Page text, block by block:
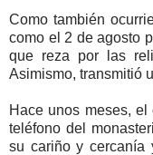
Como también
como el 2 de agosto
que reza por las
Asimismo, transmitió
Hace unos meses,
teléfono del
su cariño y cercanía